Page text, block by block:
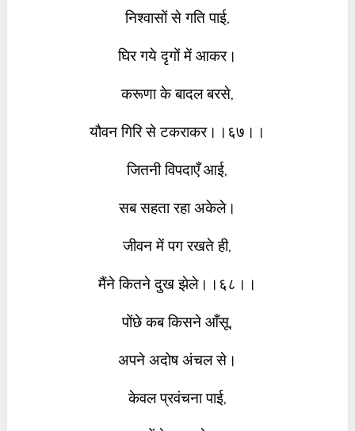
निश्वासों से गति पाई,
घिर गये दृगों में आकर।
करूणा के बादल बरसे,
यौवन गिरि से टकराकर।।६७।।
जितनी विपदाएँ आई,
सब सहता रहा अकेले।
जीवन में पग रखते ही,
मैंने कितने दुख झेले।।६८।।
पोंछे कब किसने आँसू,
अपने अदोष अंचल से।
केवल प्रवंचना पाई,